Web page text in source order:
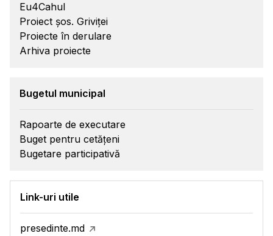
Eu4Cahul
Proiect șos. Griviței
Proiecte în derulare
Arhiva proiecte
Bugetul municipal
Rapoarte de executare
Buget pentru cetățeni
Bugetare participativă
Link-uri utile
presedinte.md